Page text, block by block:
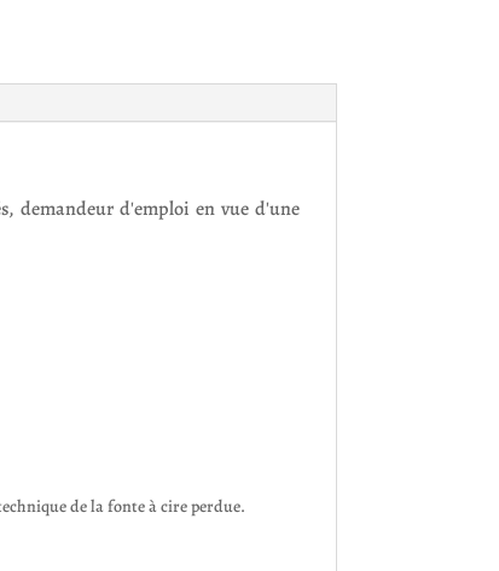
demandeur d'emploi en vue d'une
de la fonte à cire perdue.